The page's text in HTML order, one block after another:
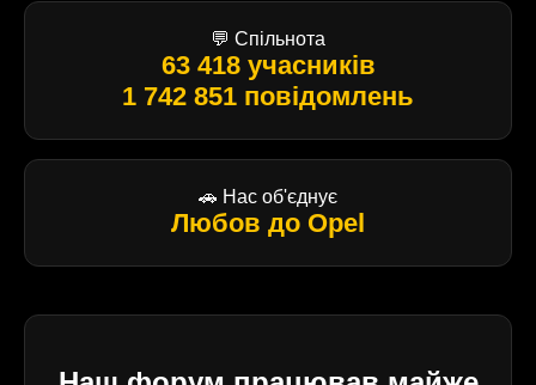
💬 Спільнота
63 418 учасників
1 742 851 повідомлень
🚗 Нас об'єднує
Любов до Opel